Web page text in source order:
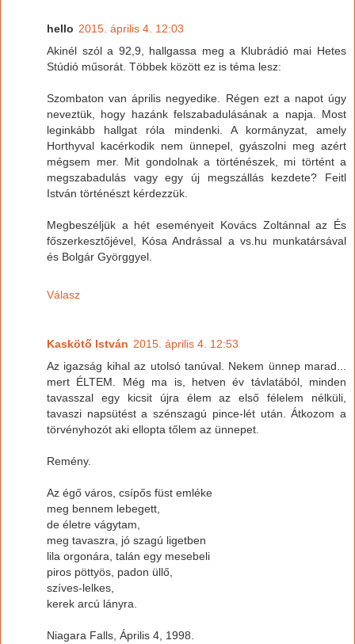
hello 2015. április 4. 12:03
Akinél szól a 92,9, hallgassa meg a Klubrádió mai Hetes
Stúdió műsorát. Többek között ez is téma lesz:
Szombaton van április negyedike. Régen ezt a napot úgy
neveztük, hogy hazánk felszabadulásának a napja. Most
leginkább hallgat róla mindenki. A kormányzat, amely
Horthyval kacérkodik nem ünnepel, gyászolni meg azért
mégsem mer. Mit gondolnak a történészek, mi történt a
megszabadulás vagy egy új megszállás kezdete? Feitl
István történészt kérdezzük.
Megbeszéljük a hét eseményeit Kovács Zoltánnal az És
főszerkesztőjével, Kósa Andrással a vs.hu munkatársával
és Bolgár Györggyel.
Válasz
Kaskötő István 2015. április 4. 12:53
Az igazság kihal az utolsó tanúval. Nekem ünnep marad...
mert ÉLTEM. Még ma is, hetven év távlatából, minden
tavasszal egy kicsit újra élem az első félelem nélküli,
tavaszi napsütést a szénszagú pince-lét után. Átkozom a
törvényhozót aki ellopta tőlem az ünnepet.
Remény.
Az égő város, csípős füst emléke
meg bennem lebegett,
de életre vágytam,
meg tavaszra, jó szagú ligetben
lila orgonára, talán egy mesebeli
piros pöttyös, padon üllő,
szíves-lelkes,
kerek arcú lányra.
Niagara Falls, Április 4, 1998.